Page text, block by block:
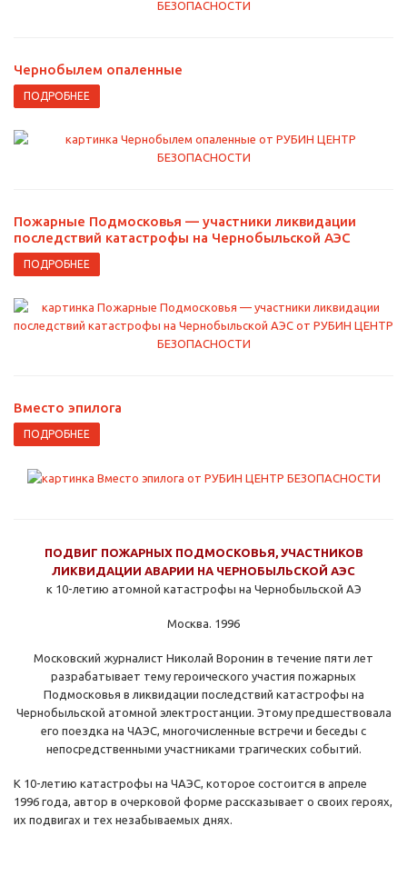
Чернобылем опаленные
ПОДРОБНЕЕ
Пожарные Подмосковья — участники ликвидации
последствий катастрофы на Чернобыльской АЭС
ПОДРОБНЕЕ
Вместо эпилога
ПОДРОБНЕЕ
ПОДВИГ ПОЖАРНЫХ ПОДМОСКОВЬЯ, УЧАСТНИКОВ
ЛИКВИДАЦИИ АВАРИИ НА ЧЕРНОБЫЛЬСКОЙ АЭС
к 10-летию атомной катастрофы на Чернобыльской АЭ
Москва. 1996
Московский журналист Николай Воронин в тече­ние пяти лет
разрабатывает тему героического участия пожарных
Подмосковья в ликвидации пос­ледствий катастрофы на
Чернобыльской атомной электростанции. Этому предшествовала
его поезд­ка на ЧАЭС, многочисленные встречи и беседы с
непосредственными участниками трагических собы­тий.
К 10-летию катастрофы на ЧАЭС, которое состо­ится в апреле
1996 года, автор в очерковой форме рассказывает о своих героях,
их подвигах и тех не­забываемых днях.